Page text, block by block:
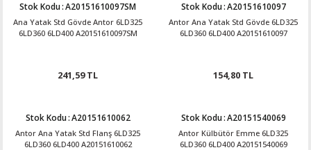
Stok Kodu:A20151610097SM
Ana Yatak Std Gövde Antor 6LD325
6LD360 6LD400 A20151610097SM
241,59 TL
Stok Kodu:A20151610097
Antor Ana Yatak Std Gövde 6LD325
6LD360 6LD400 A20151610097
154,80 TL
Stok Kodu:A20151610062
Antor Ana Yatak Std Flanş 6LD325
6LD360 6LD400 A20151610062
Stok Kodu:A20151540069
Antor Külbütör Emme 6LD325
6LD360 6LD400 A20151540069